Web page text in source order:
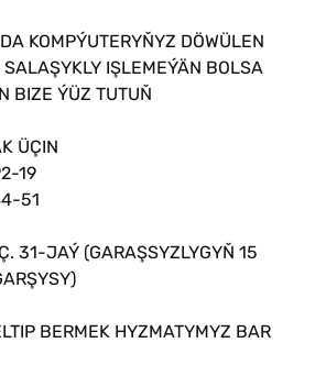
KOMPÝUTERYŇYZ DÖWÜLEN
IŞLEMEÝÄN BOLSA
BIZE ÝÜZ TUTUŇ
ÜÇIN
19
51
31-JAÝ (GARAŞSYZLYGYŇ 15
BERMEK HYZMATYMYZ BAR